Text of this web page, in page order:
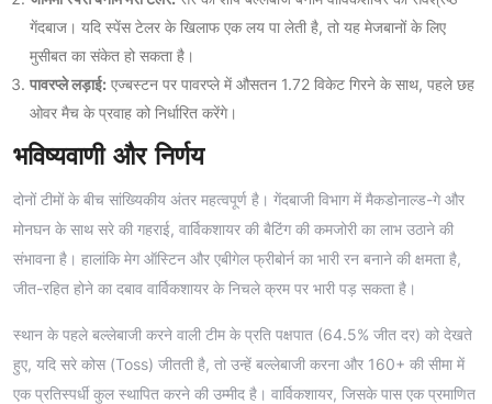
गेंदबाज। यदि स्पेंस टेलर के खिलाफ एक लय पा लेती है, तो यह मेजबानों के लिए
मुसीबत का संकेत हो सकता है।
पावरप्ले लड़ाई: एज्बस्टन पर पावरप्ले में औसतन 1.72 विकेट गिरने के साथ, पहले छह
ओवर मैच के प्रवाह को निर्धारित करेंगे।
भविष्यवाणी और निर्णय
दोनों टीमों के बीच सांख्यिकीय अंतर महत्वपूर्ण है। गेंदबाजी विभाग में मैकडोनाल्ड-गे और
मोनघन के साथ सरे की गहराई, वार्विकशायर की बैटिंग की कमजोरी का लाभ उठाने की
संभावना है। हालांकि मेग ऑस्टिन और एबीगेल फ्रीबोर्न का भारी रन बनाने की क्षमता है,
जीत-रहित होने का दबाव वार्विकशायर के निचले क्रम पर भारी पड़ सकता है।
स्थान के पहले बल्लेबाजी करने वाली टीम के प्रति पक्षपात (64.5% जीत दर) को देखते
हुए, यदि सरे कोस (Toss) जीतती है, तो उन्हें बल्लेबाजी करना और 160+ की सीमा में
एक प्रतिस्पर्धी कुल स्थापित करने की उम्मीद है। वार्विकशायर, जिसके पास एक प्रमाणित